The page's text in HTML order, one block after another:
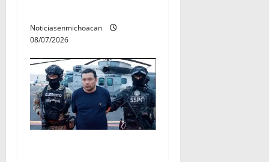
Noticiasenmichoacan
08/07/2026